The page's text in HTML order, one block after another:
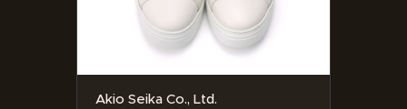
Akio Seika Co., Ltd.